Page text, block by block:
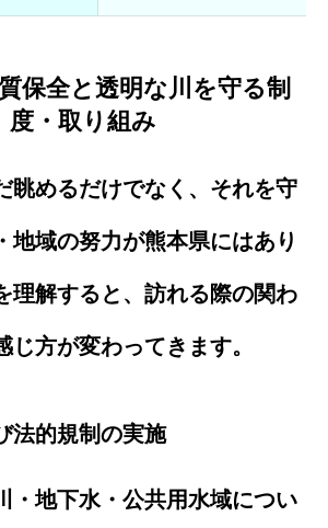
保全と透明な川を守る制
度・取り組み
眺めるだけでなく、それを守
地域の努力が熊本県にはあり
理解すると、訪れる際の関わ
じ方が変わってきます。
法的規制の実施
・地下水・公共用水域につい